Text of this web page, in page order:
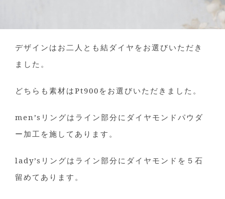
デザインはお二人とも結ダイヤをお選びいただき
ました。
どちらも素材はPt900をお選びいただきました。
men’sリングはライン部分にダイヤモンドパウダ
ー加工を施してあります。
lady’sリングはライン部分にダイヤモンドを５石
留めてあります。